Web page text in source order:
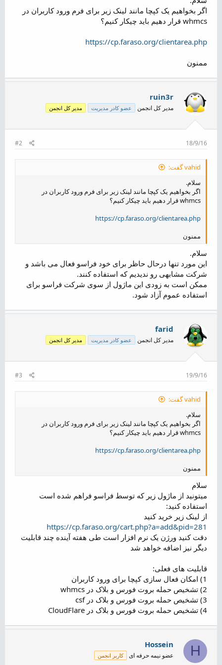
ض
و
ع
اگر بخواهیم یک کپچا مانند لینک زیر برای فرم ورود کاربران در
whmcs قرار دهیم باید چیکار کنیم؟
https://cp.faraso.org/clientarea.php
ممنون
ruin3r
مدیر کل انجمن عضو کادر مدیریت مدیر کل انجمن
18/9/16
#2
vahid گفت:
سلام.
اگر بخواهیم یک کپچا مانند لینک زیر برای فرم ورود کاربران در
whmcs قرار دهیم باید چیکار کنیم؟
https://cp.faraso.org/clientarea.php
ممنون
سلام.
این مورد تنها درحال حاظر برای خود فراسو فعال می باشد و
شرکت مشابهی رو ندیدیم که استفاده کنند.
ممکن است به زودی این ماژول از سوی شرکت فراسو برای
استفاده عموم آزاد شود.
farid
مدیر کل انجمن عضو کادر مدیریت مدیر کل انجمن
19/9/16
#3
vahid گفت:
سلام.
اگر بخواهیم یک کپچا مانند لینک زیر برای فرم ورود کاربران در
whmcs قرار دهیم باید چیکار کنیم؟
https://cp.faraso.org/clientarea.php
ممنون
سلام
میتونید از ماژول زیر که توسط فراسو فراهم شده است
استفاده کنید:
از لینک زیر خرید کنید
https://cp.faraso.org/cart.php?a=add&pid=281
دقت کنید ورژن یک نرم افزار است طی هفته آینده چند قابلیت
دیگر نیز اضافه خواهد شد
قابلیت های فعلی:
1) امکان فعال سازی کپچا برای ورود کاربران
2) تشخیص حمله بروت فورس و بلاک در whmcs
3) تشخیص حمله بروت فورس و بلاک در csf
4) تشخیص حمله بروت فورس و بلاک در CloudFlare
H
Hossein
عضو نیمه حرفه ای کاربر انجمن